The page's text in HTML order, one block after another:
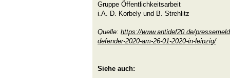
Gruppe Öffentlichkeitsarbeit
i.A. D. Korbely und B. Strehlitz
Quelle: https://www.antidef20.de/
defender-2020-am-26-01-2020-in-leipzig/
Siehe auch: